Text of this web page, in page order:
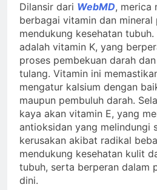
Dilansir dari WebMD, merica
berbagai vitamin dan mineral
mendukung kesehatan tubuh.
adalah vitamin K, yang
proses pembekuan darah
tulang. Vitamin ini
mengatur kalsium dengan
maupun pembuluh darah.
kaya akan vitamin E, yang
antioksidan yang melindungi
kerusakan akibat radikal
mendukung kesehatan kulit
tubuh, serta berperan dalam
dini.